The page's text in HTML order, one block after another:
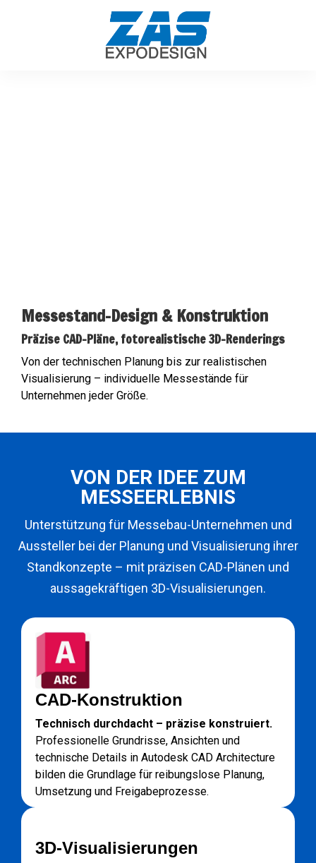
Messestand-Design & Konstruktion
Präzise CAD-Pläne, fotorealistische 3D-Renderings
Von der technischen Planung bis zur realistischen
Visualisierung – individuelle Messestände für
Unternehmen jeder Größe.
VON DER IDEE ZUM
MESSEERLEBNIS
Unterstützung für Messebau-Unternehmen und
Aussteller bei der Planung und Visualisierung ihrer
Standkonzepte – mit präzisen CAD-Plänen und
aussagekräftigen 3D-Visualisierungen.
CAD-Konstruktion
Technisch durchdacht – präzise konstruiert.
Professionelle Grundrisse, Ansichten und
technische Details in Autodesk CAD Architecture
bilden die Grundlage für reibungslose Planung,
Umsetzung und Freigabeprozesse.
3D-Visualisierungen